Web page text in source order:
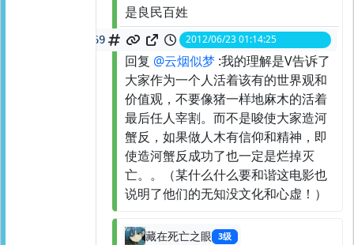
是良民百姓
21114205169 2012/06/23 01:14:25
回复 @云烟似梦 :我的理解是V告诉了
大家作为一个人活着该有的世界观和
价值观，不要像猪一样地麻木的活着
最后任人宰割。而不是唆使大家造河
蟹反，如果做人木有信仰和精神，即
使造河蟹反成功了也一定是烂掉灭
亡。。（某什么什么要和谐这电影也
说明了他们的无知没文化和心虚！）
藏在死亡之眼 3级